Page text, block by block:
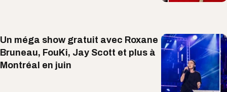
Un méga show gratuit avec Roxane
Bruneau, FouKi, Jay Scott et plus à
Montréal en juin